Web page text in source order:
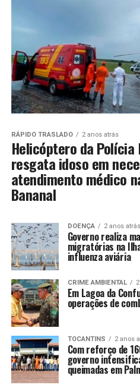
RÁPIDO TRASLADO 2 anos atrás
Helicóptero da
resgata idoso em
atendimento médico
Bananal
DOENÇA 2 anos atrás
Governo realiza
migratórias na
influenza aviária
CRIME AMBIENTAL
Em Lagoa da
operações de
TOCANTINS 2 anos
Com reforço de
governo
queimadas em